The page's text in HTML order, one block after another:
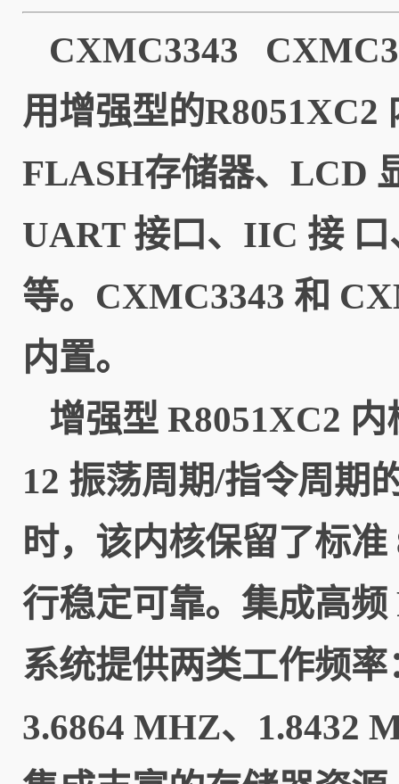
CXMC3343
用增强型的
FLASH存储器、LCD
UART 接口、IIC 接 口
等。 CXMC3343 和
内置。
增强型 R8051XC2
12 振荡周期/指令周期
时，该内核保留了标
行稳定可靠。 集成高频
系统提供两类工作频
3.6864 MHZ、1.8432